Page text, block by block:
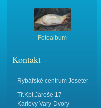
Fotoalbum
Kontakt
Rybářské centrum Jeseter
Tř.Kpt.Jaroše 17
Karlovy Vary-Dvory